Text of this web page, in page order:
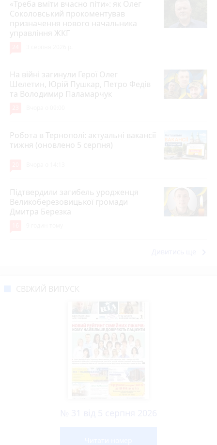
«Треба вміти вчасно піти»: як Олег
Соколовський прокоментував
призначення нового начальника
управління ЖКГ
На війні загинули Герої Олег
Шелетин, Юрій Пушкар, Петро Федів
та Володимир Паламарчук
Робота в Тернополі: актуальні вакансії
тижня (оновлено 5 серпня)
Підтвердили загибель уродженця
Великоберезовицької громади
Дмитра Березка